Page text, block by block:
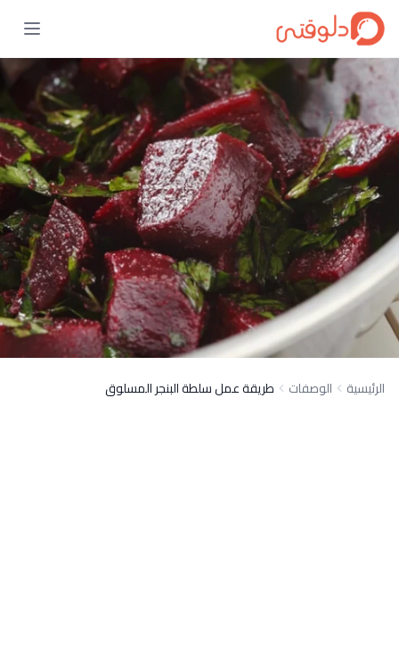
الرئيسية الوصفات طريقة عمل سلطة البنجر المسلوق